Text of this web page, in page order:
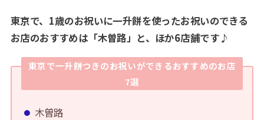
東京で、1歳のお祝いに一升餅を使ったお祝いのできる
お店のおすすめは「木曽路」と、ほか6店舗です♪
東京で一升餅つきのお祝いができるおすすめのお店
7選
木曽路